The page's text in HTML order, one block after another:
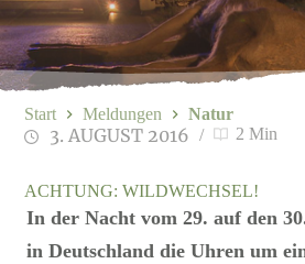
ACHTUNG: WILDWECHSEL!
In der Nacht vom 29. auf den
in Deutschland die Uhren um
3. AUGUST 2016 2 Min
Start Meldungen Natur